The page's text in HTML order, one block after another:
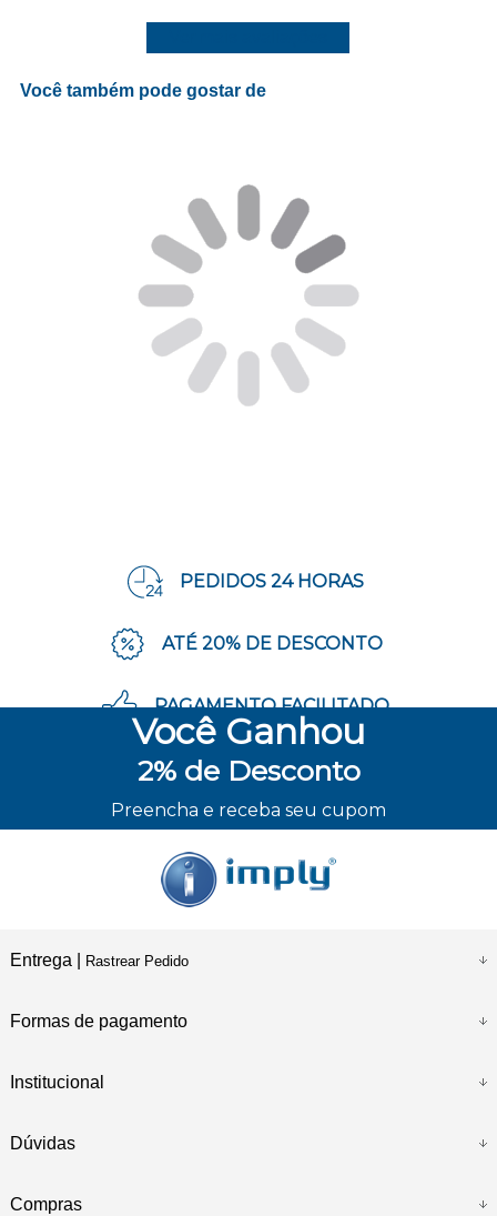
Você também pode gostar de
PEDIDOS 24 HORAS
ATÉ 20% DE DESCONTO
PAGAMENTO FACILITADO
ENVIO RÁPIDO
Você Ganhou
2%de Desconto
Preencha e receba seu cupom
Entrega | Rastrear Pedido
Formas de pagamento
Institucional
Dúvidas
Compras